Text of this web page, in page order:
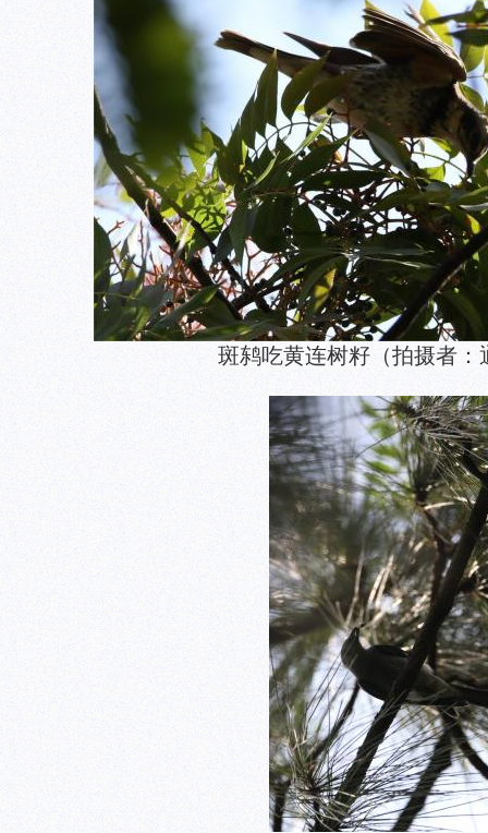
斑鸫吃黄连树籽（拍摄者：